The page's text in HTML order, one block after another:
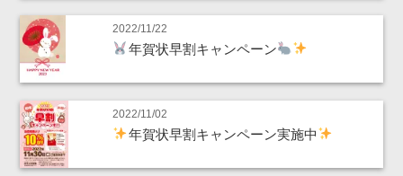
2022/11/22
年賀状早割キャンペーン
2022/11/02
年賀状早割キャンペーン実施中